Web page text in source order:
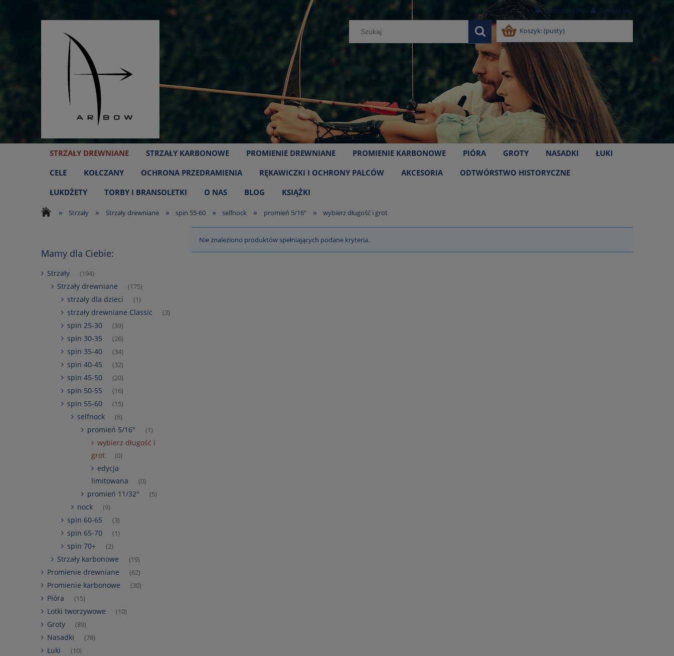
Zarejestruj się Zaloguj się
Koszyk:(pusty)
STRZAŁY DREWNIANE STRZAŁY KARBONOWE PROMIENIE DREWNIANE PROMIENIE KARBONOWE PIÓRA GROTY NASADKI
ŁUKI
CELE
KOŁCZANY OCHRONA PRZEDRAMIENIA RĘKAWICZKI I OCHRONY PALCÓW AKCESORIA
ODTWÓRSTWO HISTORYCZNE
ŁUKDŻETY
TORBY I BRANSOLETKI O NAS BLOG KSIĄŻKI
» Strzały » Strzały drewniane » spin 55-60 » selfnock » promień 5/16" » wybierz długość i grot
Mamy dla Ciebie:
Strzały (194)
Strzały drewniane (175)
strzały dla dzieci (1)
strzały drewniane Classic (3)
spin 25-30 (39)
spin 30-35 (26)
spin 35-40 (34)
spin 40-45 (32)
spin 45-50 (20)
spin 50-55 (16)
spin 55-60 (15)
selfnock (6)
promień 5/16" (1)
wybierz długość i
grot
(0)
edycja
limitowana
(0)
promień 11/32" (5)
nock (9)
spin 60-65 (3)
spin 65-70 (1)
spin 70+ (2)
Strzały karbonowe (19)
Promienie drewniane (62)
Promienie karbonowe (30)
Pióra (15)
Lotki tworzywowe (10)
Groty (89)
Nasadki (78)
Łuki (10)
Nie znaleziono produktów spełniających podane kryteria.